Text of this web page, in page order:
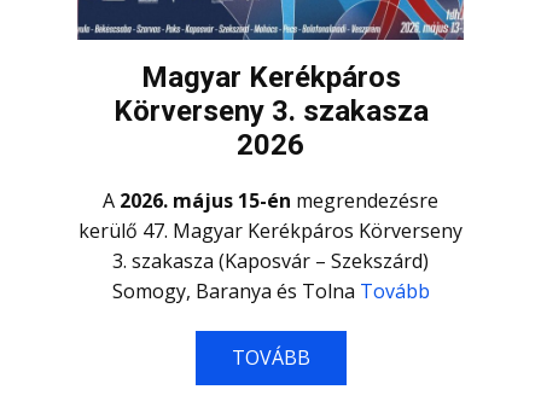
Magyar Kerékpáros
Körverseny 3. szakasza
2026
A 2026. május 15-én megrendezésre
kerülő 47. Magyar Kerékpáros Körverseny
3. szakasza (Kaposvár – Szekszárd)
Somogy, Baranya és Tolna Tovább
TOVÁBB